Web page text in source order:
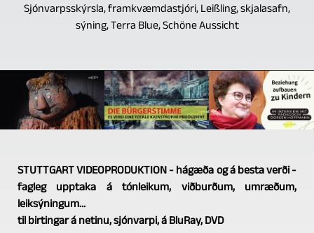
Sjónvarpsskýrsla, framkvæmdastjóri, Leißling, skjalasafn,
sýning, Terra Blue, Schöne Aussicht
STUTTGART VIDEOPRODUKTION - hágæða og á besta verði -
fagleg upptaka á tónleikum, viðburðum, umræðum,
leiksýningum...
til birtingar á netinu, sjónvarpi, á BluRay, DVD